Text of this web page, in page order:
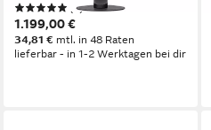
(1)
1.199,00 €
34,81 € mtl. in 48 Raten
lieferbar - in 1-2 Werktagen bei dir